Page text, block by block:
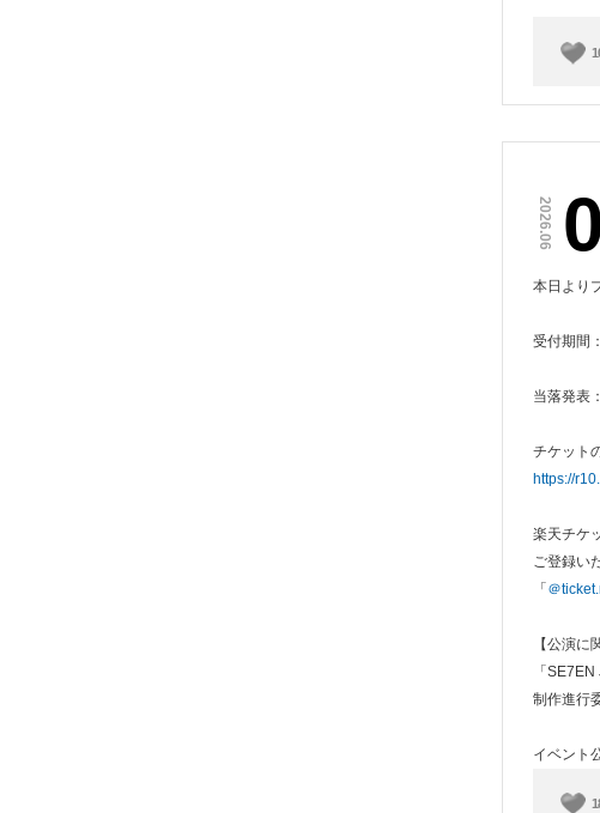
2026.06
本日より
受付期間
当落発表
チケット
https://
楽天チケ
ご登録い
「＠
【公演に
「
制作進行
イベント